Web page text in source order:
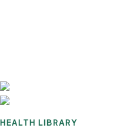
HEALTH LIBRARY